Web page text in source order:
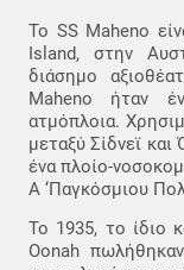
Το SS Maheno
Island, στην
διάσημο
Maheno ήταν
ατμόπλοια.
μεταξύ Σίδνεϊ
ένα πλοίο-
Α ‘Παγκόσμιου
Το 1935, το ίδιο
Oonah